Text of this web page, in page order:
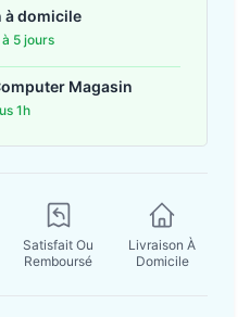
à domicile
5 jours
Magasin
1h
Satisfait Ou
Remboursé
Livraison À
Domicile